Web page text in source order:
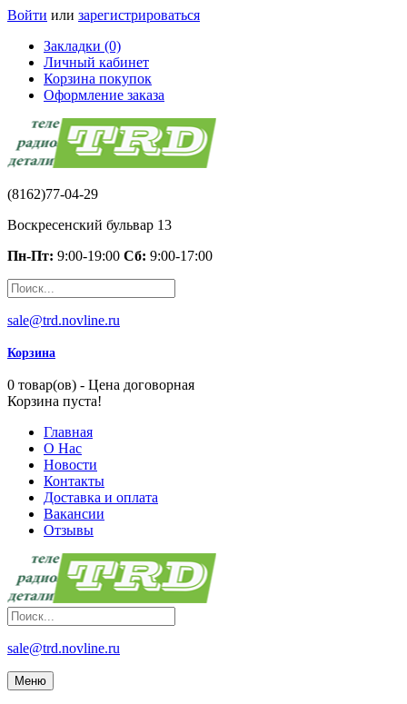
Войти или зарегистрироваться
Закладки (0)
Личный кабинет
Корзина покупок
Оформление заказа
(8162)77-04-29
Воскресенский бульвар 13
Пн-Пт: 9:00-19:00 Сб: 9:00-17:00
sale@trd.novline.ru
Корзина
0 товар(ов) - Цена договорная
Корзина пуста!
Главная
О Нас
Новости
Контакты
Доставка и оплата
Вакансии
Отзывы
sale@trd.novline.ru
Меню